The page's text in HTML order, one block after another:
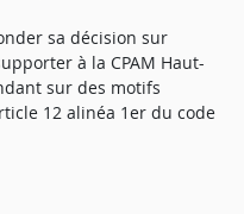
sa décision sur
à la CPAM Haut-
sur des motifs
12 alinéa 1er du code